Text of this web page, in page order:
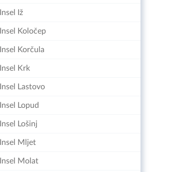
Insel Iž
Insel Koločep
Insel Korčula
Insel Krk
Insel Lastovo
Insel Lopud
Insel Lošinj
Insel Mljet
Insel Molat